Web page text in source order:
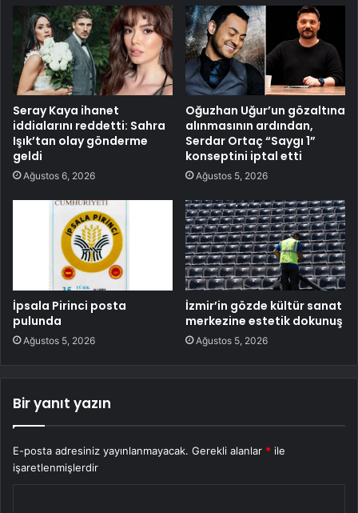
Seray Kaya ihanet
iddialarını reddetti: Sahra
Işık’tan olay gönderme
geldi
Ağustos 6, 2026
Oğuzhan Uğur’un gözaltına
alınmasının ardından,
Serdar Ortaç “Saygı 1”
konseptini iptal etti
Ağustos 5, 2026
İpsala Pirinci posta
pulunda
Ağustos 5, 2026
İzmir’in gözde kültür sanat
merkezine estetik dokunuş
Ağustos 5, 2026
Bir yanıt yazın
E-posta adresiniz yayınlanmayacak. Gerekli alanlar * ile
işaretlenmişlerdir